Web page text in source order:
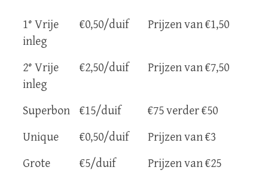
1° Vrije
inleg
€0,50/duif Prijzen van €1,50
2° Vrije
inleg
€2,50/duif Prijzen van €7,50
Superbon €15/duif
€75 verder €50
Unique
€0,50/duif
Prijzen van €3
Grote
€5/duif Prijzen van €25